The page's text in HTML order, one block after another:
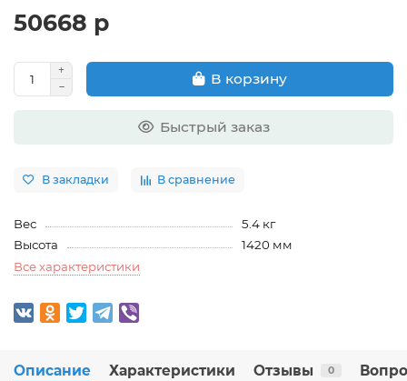
50668 р
В корзину
Быстрый заказ
В закладки В сравнение
Вес
5.4 кг
Высота
1420 мм
Все характеристики
Описание Характеристики Отзывы 0